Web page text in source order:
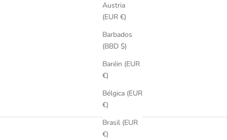
Austria
(EUR €)
Barbados
(BBD $)
Baréin (EUR
€)
Bélgica (EUR
€)
Brasil (EUR
€)